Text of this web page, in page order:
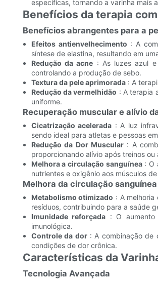
específicas, tornando a varinha mais
Benefícios da terapia
Benefícios abrangentes para a
Efeitos antienvelhecimento : A
síntese de elastina, resultando em
Redução da acne : As luzes azul
controlando a produção de sebo.
Textura da pele aprimorada: A
Redução da vermelhidão : A terapia
uniforme.
Recuperação muscular e alívio
Cicatrização acelerada : A luz
sendo ideal para atletas e pessoas
Redução da Dor Muscular: A
proporcionando alívio após treinos ou
Melhora a circulação sanguínea: O
nutrientes e oxigênio aos músculos
Melhora da circulação
Metabolismo otimizado : A
resíduos, contribuindo para a saúde
Imunidade reforçada : O aumento
imunológica.
Controle da dor: A combinação de
condições de dor crônica.
Características da
Tecnologia Avançada